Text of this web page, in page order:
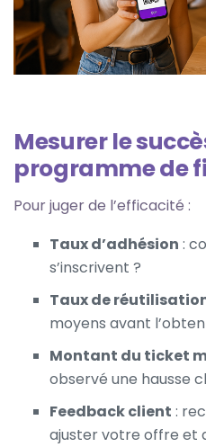
Mesurer le
programme de
Pour juger de l’efficacité :
Taux d’adhésion :
s’inscrivent ?
Taux de
moyens avant
Montant du ticket
observé une hausse
Feedback client :
ajuster votre offre et